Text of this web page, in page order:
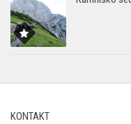
KONTAKT